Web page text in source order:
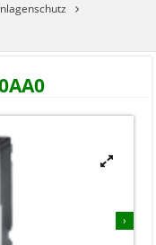
›

